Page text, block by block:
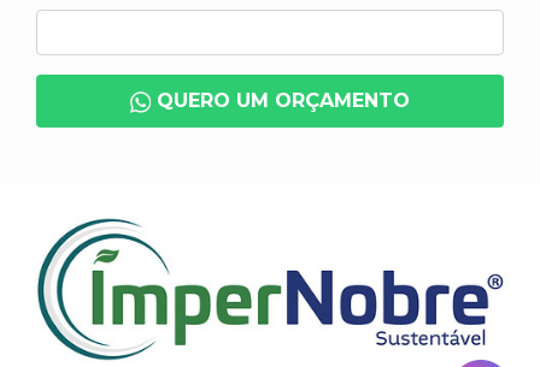
QUERO UM ORÇAMENTO